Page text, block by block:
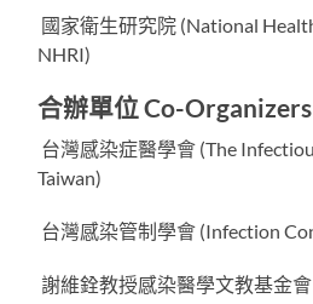
國家衛生研究院 (National
NHRI)
合辦單位 Co-Organizers
台灣感染症醫學會 (The
Taiwan)
台灣感染管制學會 (Infection
謝維銓教授感染醫學文教基金